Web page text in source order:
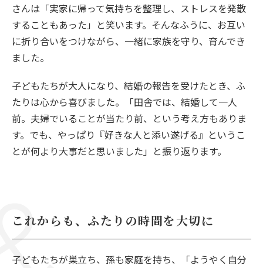
さんは「実家に帰って気持ちを整理し、ストレスを発散
することもあった」と笑います。そんなふうに、お互い
に折り合いをつけながら、一緒に家族を守り、育んでき
ました。
子どもたちが大人になり、結婚の報告を受けたとき、ふ
たりは心から喜びました。「田舎では、結婚して一人
前。夫婦でいることが当たり前、という考え方もありま
す。でも、やっぱり『好きな人と添い遂げる』というこ
とが何より大事だと思いました」と振り返ります。
これからも、ふたりの時間を大切に
子どもたちが巣立ち、孫も家庭を持ち、「ようやく自分